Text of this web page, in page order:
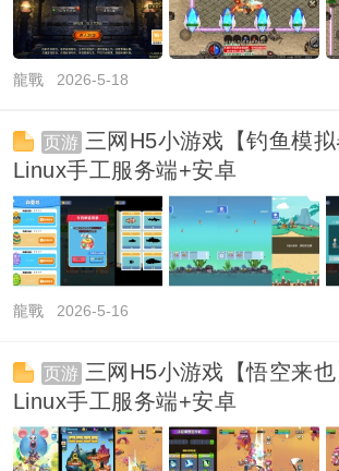
龍戰2026-5-18
页游 三网H5小游戏【钓鱼模
Linux手工服务端+安卓
龍戰2026-5-16
页游 三网H5小游戏【悟空来
Linux手工服务端+安卓